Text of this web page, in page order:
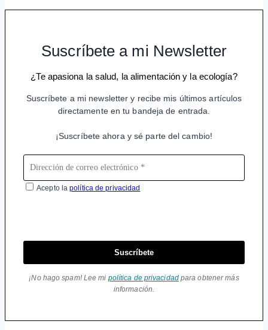
Suscríbete a mi Newsletter
¿Te apasiona la salud, la alimentación y la ecología?
Suscríbete a mi newsletter y recibe mis últimos artículos
directamente en tu bandeja de entrada.
¡Suscríbete ahora y sé parte del cambio!
Acepto lapolítica de privacidad
Suscríbete
¡No hago spam! Lee mi política de privacidadpara obtener más
información.